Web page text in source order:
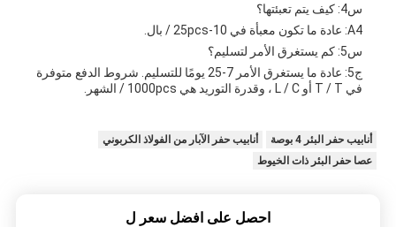
س4: كيف يتم تعبئتها؟
A4: عادة ما تكون معبأة في 10-25pcs / بال.
س5: كم يستغرق الأمر لتسليم؟
ج5: عادة ما يستغرق الأمر 7-25 يومًا للتسليم. شروط الدفع متوفرة
في T / T أو L / C ، وقدرة التوريد هي 1000pcs / الشهر.
أنابيب حفر البئر 4 بوصة
أنابيب حفر الآبار من الفولاذ الكربوني
عصا حفر البئر ذات الخيوط
احصل على افضل سعر ل